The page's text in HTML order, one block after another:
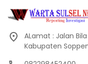
ALamat : Jalan
Kabupaten